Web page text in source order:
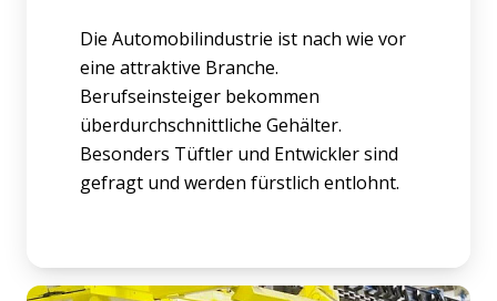
Die Automobilindustrie ist nach wie vor
eine attraktive Branche.
Berufseinsteiger bekommen
überdurchschnittliche Gehälter.
Besonders Tüftler und Entwickler sind
gefragt und werden fürstlich entlohnt.